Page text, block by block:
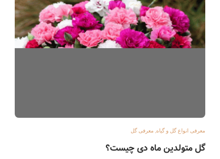
معرفی انواع گل و گیاه, معرفی گل
گل متولدین ماه دی چیست؟